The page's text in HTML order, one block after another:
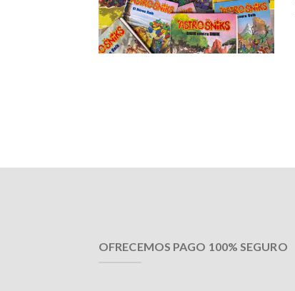
OFRECEMOS PAGO 100% SEGURO